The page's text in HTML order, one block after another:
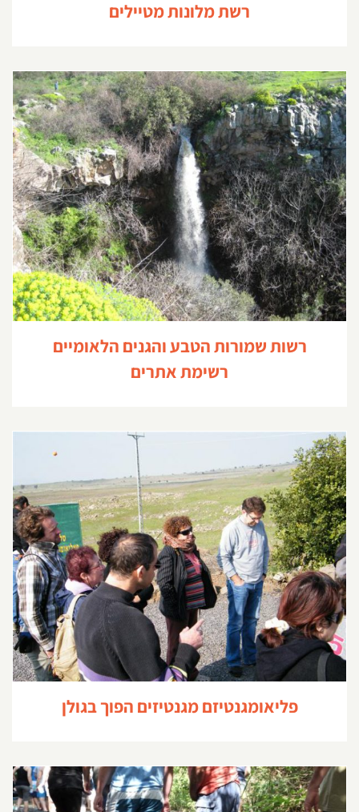
רשת מלונות מטיילים
רשות שמורות הטבע והגנים הלאומיים רשימת אתרים
רשות שמורות הטבע והגנים הלאומיים
רשימת אתרים
פליאומגנטיזם מגנטיזים הפוך בגולן
פליאומגנטיזם מגנטיזים הפוך בגולן